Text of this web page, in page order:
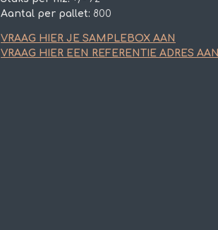
Aantal per pallet: 800
VRAAG HIER JE SAMPLEBOX AAN
VRAAG HIER EEN REFERENTIE ADRES AAN